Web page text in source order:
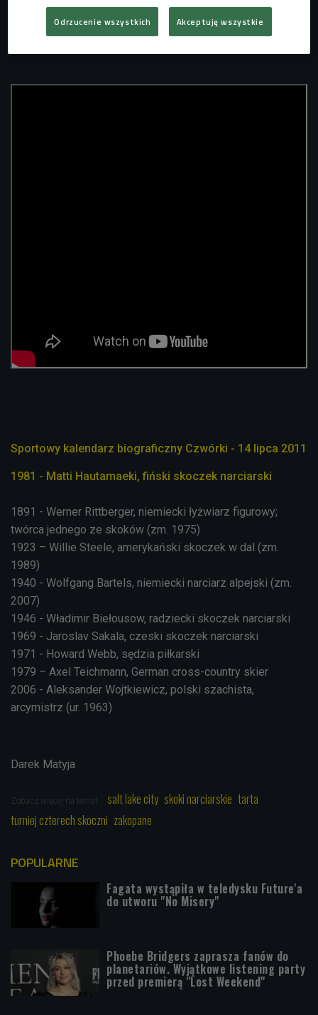
rockowy, który w swoim dorobku ma już kilka wydanych płyt.
Sportowy kalendarz biograficzny Czwórki - 14 lipca 2011
1981 - Matti Hautamaeki, fiński skoczek narciarski
1891 - Werner Rittberger, niemiecki łyżwiarz figurowy;
twórca jednego ze skoków (zm. 1975)
1923 – Willie Steele, amerykański skoczek w dal (zm.
1989)
1940 - Wolfgang Bartels, niemiecki narciarz alpejski (zm.
2007)
1946 - Władimir Biełousow, radziecki skoczek narciarski
1969 - Jaroslav Sakala, czeski skoczek narciarski
1971 - Howard Webb, sędzia piłkarski
1979 – Axel Teichmann, German cross-country skier
2006 - Aleksander Wojtkiewicz, polski szachista,
arcymistrz (ur. 1963)
Darek Matyja
Zobacz więcej na temat: salt lake city skoki narciarskie tarta
turniej czterech skoczni zakopane
POPULARNE
Fagata wystąpiła w teledysku Future'a
do utworu "No Misery"
Phoebe Bridgers zaprasza fanów do
planetariów. Wyjątkowe listening party
przed premierą "Lost Weekend"
Odrzucenie wszystkich Akceptuję wszystkie